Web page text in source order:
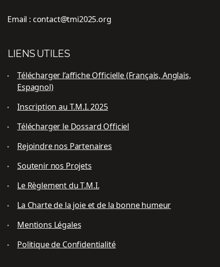
Email : contact@tmi2025.org
LIENS UTILES
Télécharger l’affiche Officielle (Français, Anglais,
Espagnol)
Inscription au T.M.I. 2025
Télécharger le Dossard Officiel
Rejoindre nos Partenaires
Soutenir nos Projets
Le Règlement du T.M.I.
La Charte de la joie et de la bonne humeur
Mentions Légales
Politique de Confidentialité